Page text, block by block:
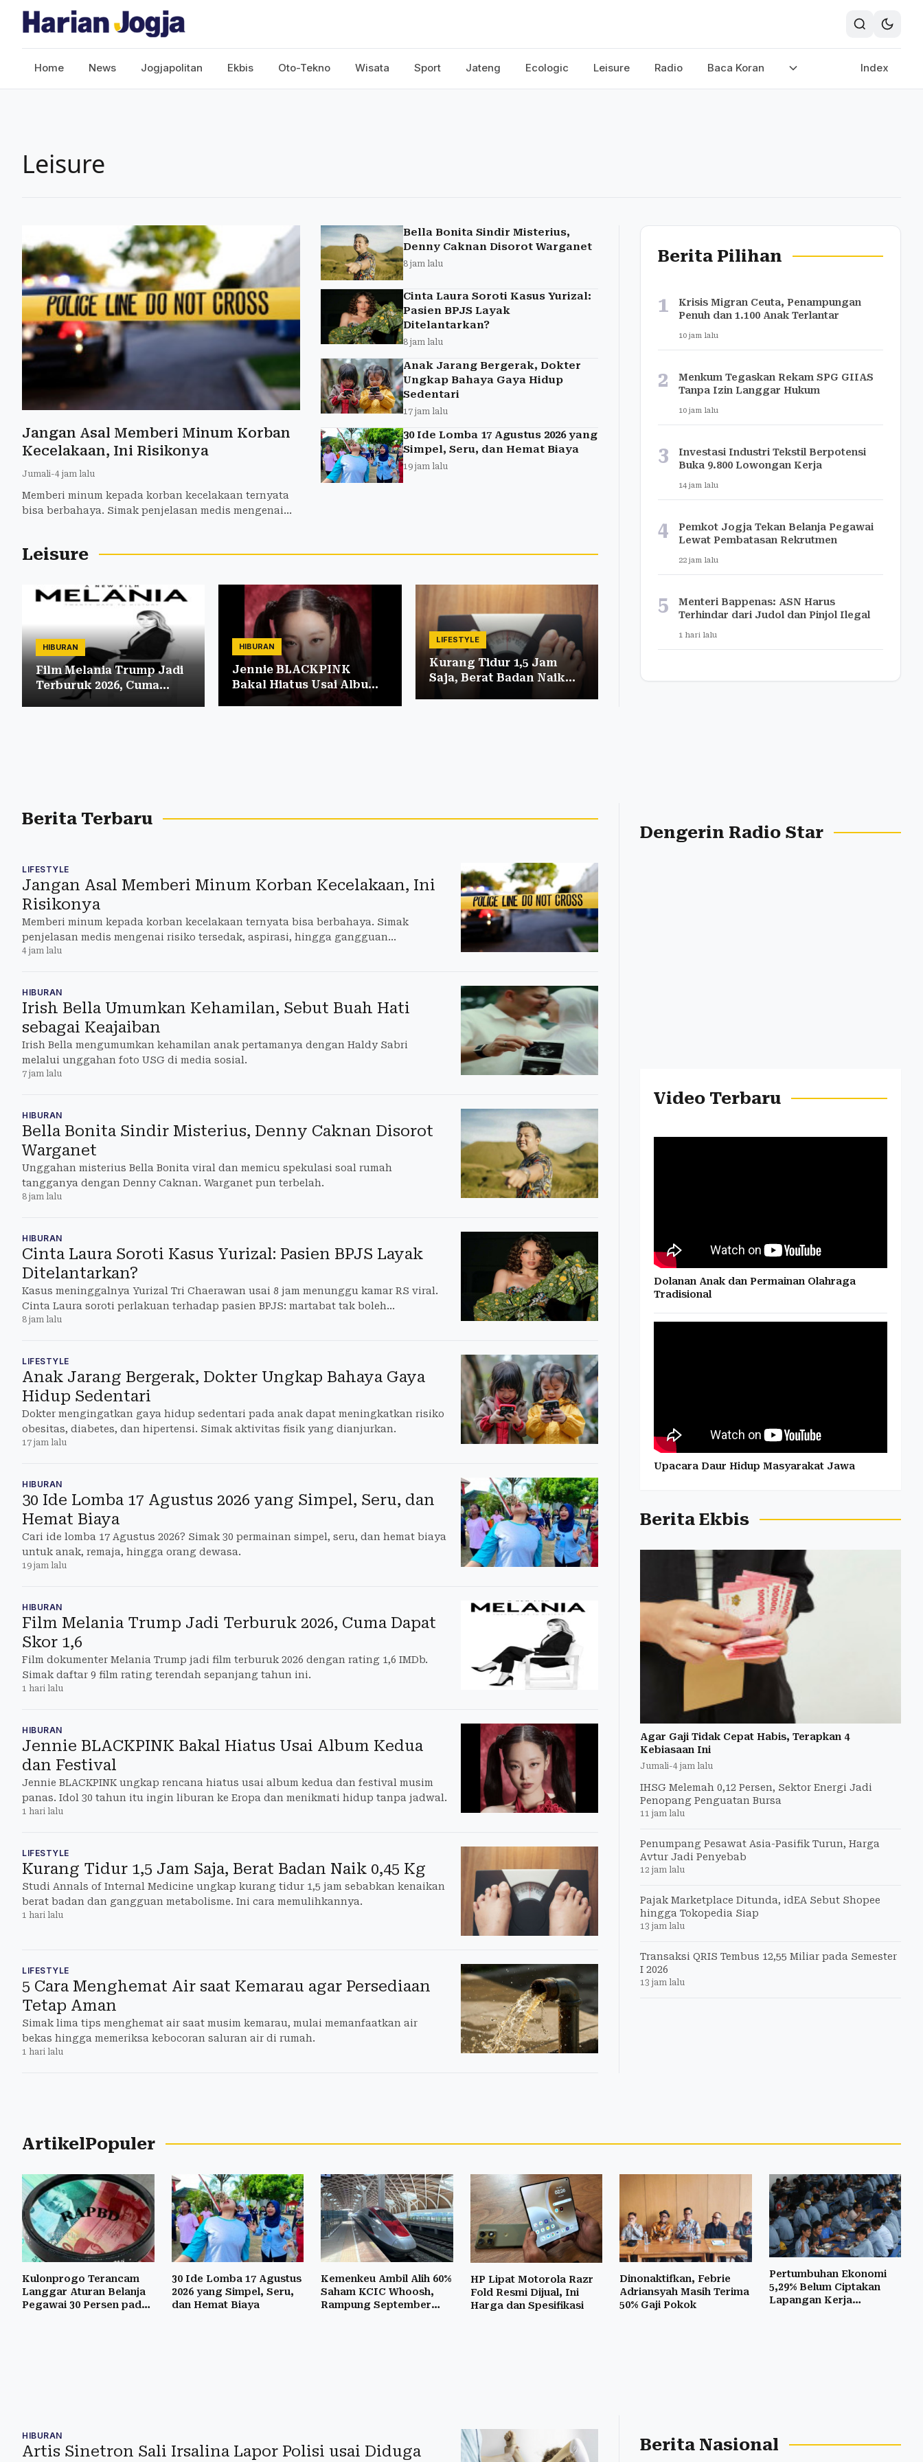
Home News Jogjapolitan Ekbis Oto-Tekno Wisata Sport Jateng Ecologic Leisure Radio Baca Koran Index
Leisure
Jangan Asal Memberi Minum Korban
Kecelakaan, Ini Risikonya
Jumali-4 jam lalu
Memberi minum kepada korban kecelakaan ternyata
bisa berbahaya. Simak penjelasan medis mengenai
Bella Bonita Sindir Misterius,
Denny Caknan Disorot Warganet
8 jam lalu
Cinta Laura Soroti Kasus Yurizal:
Pasien BPJS Layak
Ditelantarkan?
8 jam lalu
Anak Jarang Bergerak, Dokter
Ungkap Bahaya Gaya Hidup
Sedentari
17 jam lalu
30 Ide Lomba 17 Agustus 2026 yang
Simpel, Seru, dan Hemat Biaya
19 jam lalu
Leisure
HIBURAN
Film Melania Trump Jadi
Terburuk 2026, Cuma
Dapat Skor 1,6
HIBURAN
Jennie BLACKPINK
Bakal Hiatus Usai Album
Kedua dan Festival
LIFESTYLE
Kurang Tidur 1,5 Jam
Saja, Berat Badan Naik
0,45 Kg
Berita Pilihan
1
Krisis Migran Ceuta, Penampungan
Penuh dan 1.100 Anak Terlantar
10 jam lalu
2
Menkum Tegaskan Rekam SPG GIIAS
Tanpa Izin Langgar Hukum
10 jam lalu
3
Investasi Industri Tekstil Berpotensi
Buka 9.800 Lowongan Kerja
14 jam lalu
4
Pemkot Jogja Tekan Belanja Pegawai
Lewat Pembatasan Rekrutmen
22 jam lalu
5
Menteri Bappenas: ASN Harus
Terhindar dari Judol dan Pinjol Ilegal
1 hari lalu
Berita Terbaru
LIFESTYLE
Jangan Asal Memberi Minum Korban Kecelakaan, Ini
Risikonya
Memberi minum kepada korban kecelakaan ternyata bisa berbahaya. Simak
penjelasan medis mengenai risiko tersedak, aspirasi, hingga gangguan
penanganan darurat.
4 jam lalu
HIBURAN
Irish Bella Umumkan Kehamilan, Sebut Buah Hati
sebagai Keajaiban
Irish Bella mengumumkan kehamilan anak pertamanya dengan Haldy Sabri
melalui unggahan foto USG di media sosial.
7 jam lalu
HIBURAN
Bella Bonita Sindir Misterius, Denny Caknan Disorot
Warganet
Unggahan misterius Bella Bonita viral dan memicu spekulasi soal rumah
tangganya dengan Denny Caknan. Warganet pun terbelah.
8 jam lalu
HIBURAN
Cinta Laura Soroti Kasus Yurizal: Pasien BPJS Layak
Ditelantarkan?
Kasus meninggalnya Yurizal Tri Chaerawan usai 8 jam menunggu kamar RS viral.
Cinta Laura soroti perlakuan terhadap pasien BPJS: martabat tak boleh
bergantung pa
8 jam lalu
LIFESTYLE
Anak Jarang Bergerak, Dokter Ungkap Bahaya Gaya
Hidup Sedentari
Dokter mengingatkan gaya hidup sedentari pada anak dapat meningkatkan risiko
obesitas, diabetes, dan hipertensi. Simak aktivitas fisik yang dianjurkan.
17 jam lalu
HIBURAN
30 Ide Lomba 17 Agustus 2026 yang Simpel, Seru, dan
Hemat Biaya
Cari ide lomba 17 Agustus 2026? Simak 30 permainan simpel, seru, dan hemat biaya
untuk anak, remaja, hingga orang dewasa.
19 jam lalu
HIBURAN
Film Melania Trump Jadi Terburuk 2026, Cuma Dapat
Skor 1,6
Film dokumenter Melania Trump jadi film terburuk 2026 dengan rating 1,6 IMDb.
Simak daftar 9 film rating terendah sepanjang tahun ini.
1 hari lalu
HIBURAN
Jennie BLACKPINK Bakal Hiatus Usai Album Kedua
dan Festival
Jennie BLACKPINK ungkap rencana hiatus usai album kedua dan festival musim
panas. Idol 30 tahun itu ingin liburan ke Eropa dan menikmati hidup tanpa jadwal.
1 hari lalu
LIFESTYLE
Kurang Tidur 1,5 Jam Saja, Berat Badan Naik 0,45 Kg
Studi Annals of Internal Medicine ungkap kurang tidur 1,5 jam sebabkan kenaikan
berat badan dan gangguan metabolisme. Ini cara memulihkannya.
1 hari lalu
LIFESTYLE
5 Cara Menghemat Air saat Kemarau agar Persediaan
Tetap Aman
Simak lima tips menghemat air saat musim kemarau, mulai memanfaatkan air
bekas hingga memeriksa kebocoran saluran air di rumah.
1 hari lalu
Dengerin Radio Star
Video Terbaru
Dolanan Anak dan Permainan Olahraga
Tradisional
Upacara Daur Hidup Masyarakat Jawa
Berita Ekbis
Agar Gaji Tidak Cepat Habis, Terapkan 4
Kebiasaan Ini
Jumali-4 jam lalu
IHSG Melemah 0,12 Persen, Sektor Energi Jadi
Penopang Penguatan Bursa
11 jam lalu
Penumpang Pesawat Asia-Pasifik Turun, Harga
Avtur Jadi Penyebab
12 jam lalu
Pajak Marketplace Ditunda, idEA Sebut Shopee
hingga Tokopedia Siap
13 jam lalu
Transaksi QRIS Tembus 12,55 Miliar pada Semester
I 2026
13 jam lalu
ArtikelPopuler
Kulonprogo Terancam
Langgar Aturan Belanja
Pegawai 30 Persen pada
30 Ide Lomba 17 Agustus
2026 yang Simpel, Seru,
dan Hemat Biaya
Kemenkeu Ambil Alih 60%
Saham KCIC Whoosh,
Rampung September
HP Lipat Motorola Razr
Fold Resmi Dijual, Ini
Harga dan Spesifikasi
Dinonaktifkan, Febrie
Adriansyah Masih Terima
50% Gaji Pokok
Pertumbuhan Ekonomi
5,29% Belum Ciptakan
Lapangan Kerja
HIBURAN
Artis Sinetron Sali Irsalina Lapor Polisi usai Diduga
Berita Nasional